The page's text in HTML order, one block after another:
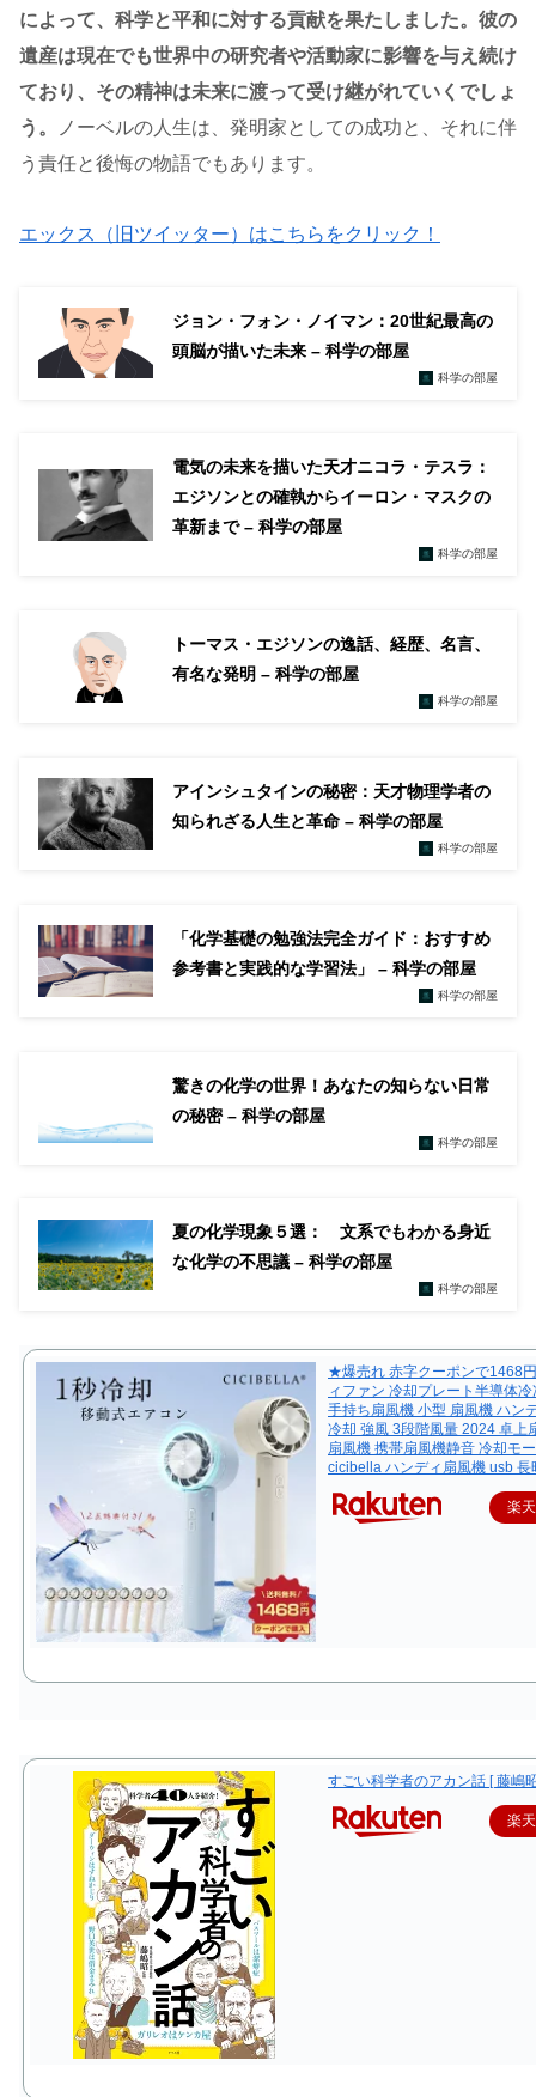
によって、科学と平和に対する貢献を果たしました。彼の
遺産は現在でも世界中の研究者や活動家に影響を与え続け
ており、その精神は未来に渡って受け継がれていくでしょ
う。
ノーベルの人生は、発明家としての成功と、それに伴
う責任と後悔の物語でもあります。
エックス（旧ツイッター）はこちらをクリック！
ジョン・フォン・ノイマン：20世紀最高の
頭脳が描いた未来 – 科学の部屋
科学の部屋
電気の未来を描いた天才ニコラ・テスラ：
エジソンとの確執からイーロン・マスクの
革新まで – 科学の部屋
科学の部屋
トーマス・エジソンの逸話、経歴、名言、
有名な発明 – 科学の部屋
科学の部屋
アインシュタインの秘密：天才物理学者の
知られざる人生と革命 – 科学の部屋
科学の部屋
「化学基礎の勉強法完全ガイド：おすすめ
参考書と実践的な学習法」 – 科学の部屋
科学の部屋
驚きの化学の世界！あなたの知らない日常
の秘密 – 科学の部屋
科学の部屋
夏の化学現象５選： 文系でもわかる身近
な化学の不思議 – 科学の部屋
科学の部屋
★爆売れ 赤字クーポンで1468
ィファン 冷却プレート半導体
手持ち扇風機 小型 扇風機 ハン
冷却 強風 3段階風量 2024 卓上
扇風機 携帯扇風機静音 冷却モ
cicibella ハンディ扇風機 usb 長
楽
すごい科学者のアカン話 [ 藤嶋
楽